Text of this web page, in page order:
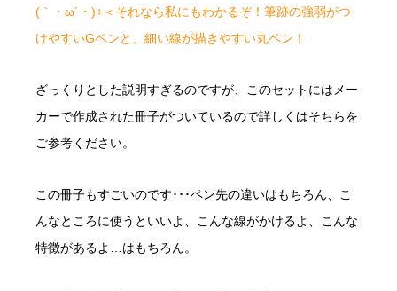
(｀・ω´・)+＜それなら私にもわかるぞ！筆跡の強弱がつ
けやすいGペンと、細い線が描きやすい丸ペン！
ざっくりとした説明すぎるのですが、このセットにはメー
カーで作成された冊子がついているので詳しくはそちらを
ご参考ください。
この冊子もすごいのです･･･ペン先の違いはもちろん、こ
んなところに使うといいよ、こんな線がかけるよ、こんな
特徴があるよ…はもちろん。